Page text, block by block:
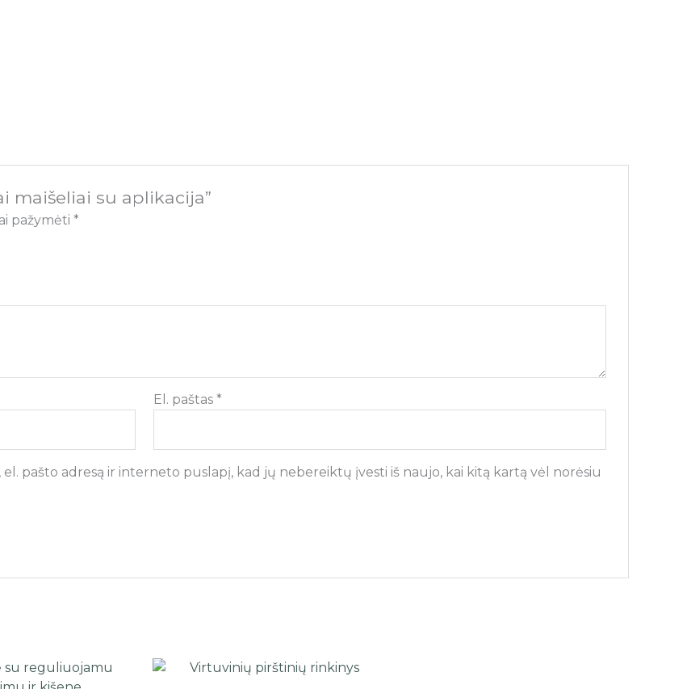
maišeliai su aplikacija”
pažymėti *
El. paštas*
pašto adresą ir interneto puslapį, kad jų nebereiktų įvesti iš naujo, kai kitą kartą vėl norėsiu